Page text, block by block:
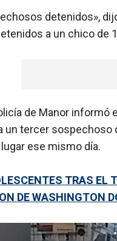
detenidos»,
a un chico de
de Manor informó
un tercer
ese mismo día.
TRAS EL
DE WASHINGTON